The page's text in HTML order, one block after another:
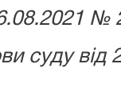
№
суду